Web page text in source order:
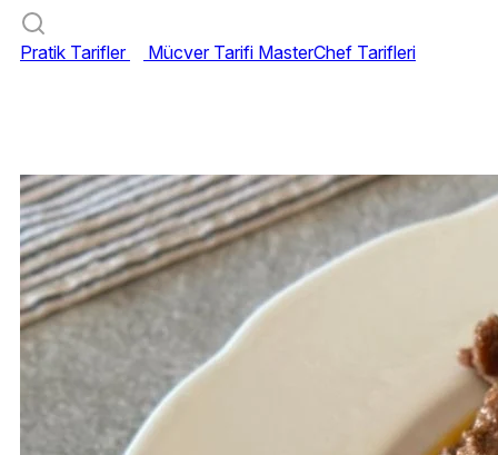
Pratik Tarifler Mücver Tarifi MasterChef Tarifleri